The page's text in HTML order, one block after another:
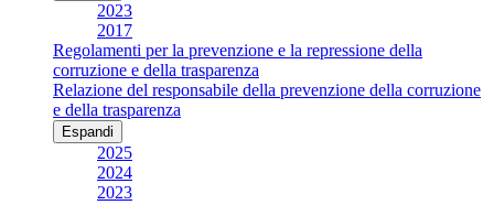
2023
2017
Regolamenti per la prevenzione e la repressione della
corruzione e della trasparenza
Relazione del responsabile della prevenzione della corruzione
e della trasparenza
Espandi
2025
2024
2023